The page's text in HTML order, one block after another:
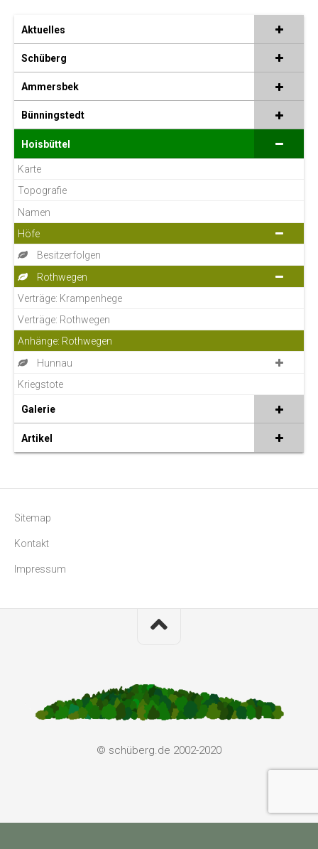
Aktuelles
Schüberg
Ammersbek
Bünningstedt
Hoisbüttel
Karte
Topografie
Namen
Höfe
Besitzerfolgen
Rothwegen
Verträge: Krampenhege
Verträge: Rothwegen
Anhänge: Rothwegen
Hunnau
Kriegstote
Galerie
Artikel
Sitemap
Kontakt
Impressum
© schüberg.de 2002-2020